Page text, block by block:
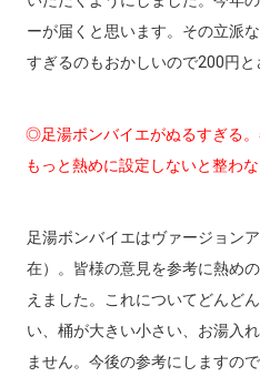
ーが届くと思います。その立派
すぎるのもおかしいので200円と
◎足湯ボンバイエがぬるすぎる
もっと熱めに設定しないと整わな
足湯ボンバイエはヴァージョン
在）。皆様の意見を参考に熱め
えました。これについてどんど
い、桶が大きい小さい、お湯入
ません。今後の参考にしますの